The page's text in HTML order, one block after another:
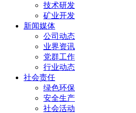
技术研发
矿业开发
新闻媒体
公司动态
业界资讯
党群工作
行业动态
社会责任
绿色环保
安全生产
社会活动